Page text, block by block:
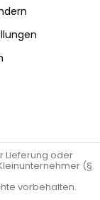
Lieferung oder
(§
vorbehalten.